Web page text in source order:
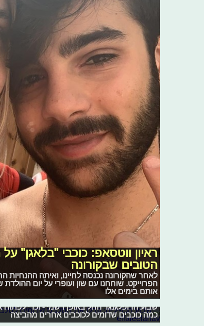
ראיון ווטסאפ: כוכבי "בלאגן"
הטובים שבקורונה
לאחר שהקורונה נכנסה לחיינו, ואיתה
הפרוייקט. שוחחנו עם שון ועופרי על יום
אותם בימים אלו
שבוע הכפילים: קבלו את
שבוע הדופלגנגר החל באופן רשמי - וכדי
כמה כוכבים שדומים לכוכבים אחרים מהביצה
אתם בחרתם: אלו נבחרי
אחרי הצבעה מותחת במיוחד, הגיע הזמן